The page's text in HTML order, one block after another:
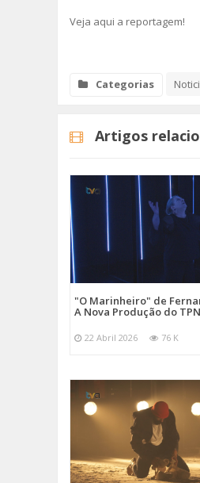
Veja aqui a reportagem!
Categorias
Artigos
"O Marinheiro" de
A Nova Produção do TPN
22 Abril 2026 76 K